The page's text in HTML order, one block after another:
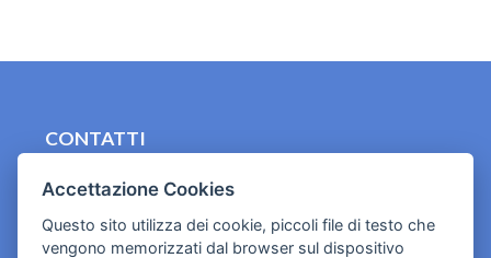
CONTATTI
Cookies e informativa privacy
Accettazione Cookies
Questo sito utilizza dei cookie, piccoli file di testo che
vengono memorizzati dal browser sul dispositivo